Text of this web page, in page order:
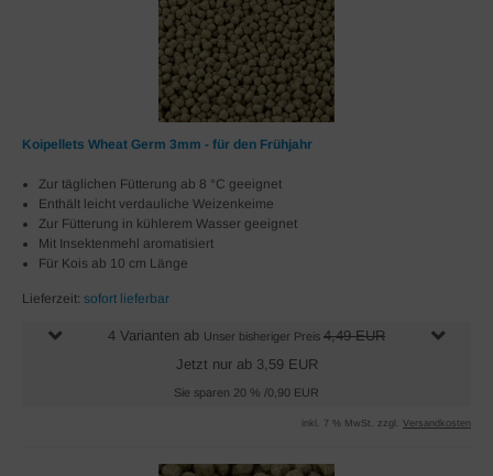
Koipellets Wheat Germ 3mm - für den Frühjahr
Zur täglichen Fütterung ab 8 °C geeignet
Enthält leicht verdauliche Weizenkeime
Zur Fütterung in kühlerem Wasser geeignet
Mit Insektenmehl aromatisiert
Für Kois ab 10 cm Länge
Lieferzeit: sofort lieferbar
4 Varianten ab Unser bisheriger Preis 4,49 EUR
Jetzt nur ab 3,59 EUR
Sie sparen 20 % /0,90 EUR
inkl. 7 % MwSt. zzgl. Versandkosten